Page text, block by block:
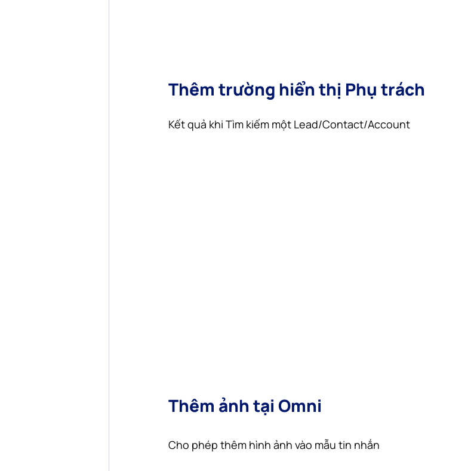
Thêm trường hiển thị Phụ trách
Kết quả khi Tìm kiếm một Lead/Contact/Account
Thêm ảnh tại Omni
Cho phép thêm hình ảnh vào mẫu tin nhắn